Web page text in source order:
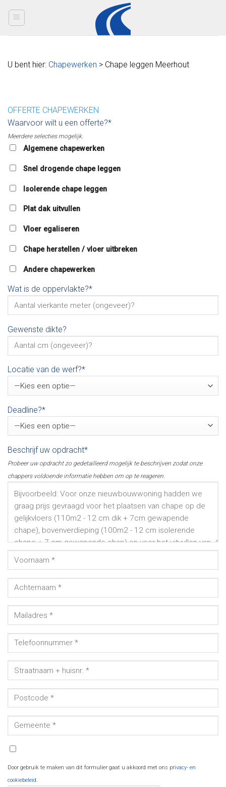
U bent hier: Chapewerken > Chape leggen Meerhout
OFFERTE CHAPEWERKEN
Waarvoor wilt u een offerte?*
Meerdere selecties mogelijk.
Algemene chapewerken
Snel drogende chape leggen
Isolerende chape leggen
Plat dak uitvullen
Vloer egaliseren
Chape herstellen / vloer uitbreken
Andere chapewerken
Wat is de oppervlakte?*
Gewenste dikte?
Locatie van de werf?*
Deadline?*
Beschrijf uw opdracht*
Probeer uw opdracht zo gedetailleerd mogelijk te beschrijven zodat onze
chappers voldoende informatie hebben om op te reageren.
Door gebruik te maken van dit formulier gaat u akkoord met ons privacy- en
cookiebeleid.